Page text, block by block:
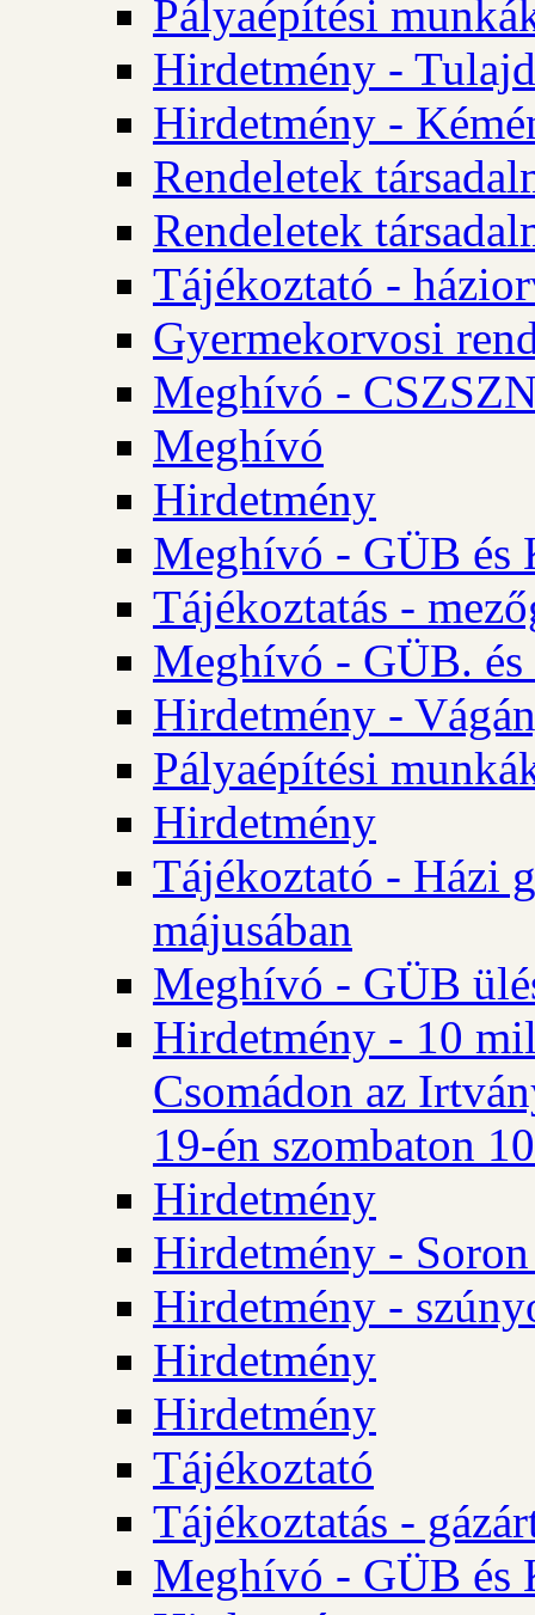
Pályaépítési
Hirdetmény -
Hirdetmény -
Rendeletek
Rendeletek
Tájékoztató -
Gyermekorvosi
Meghívó -
Meghívó
Hirdetmény
Meghívó - GÜB és
Tájékoztatás -
Meghívó - GÜB.
Hirdetmény -
Pályaépítési
Hirdetmény
Tájékoztató - Házi
májusában
Meghívó - GÜB
Hirdetmény - 10
Csomádon az
19-én szombaton
Hirdetmény
Hirdetmény -
Hirdetmény -
Hirdetmény
Hirdetmény
Tájékoztató
Tájékoztatás -
Meghívó - GÜB és